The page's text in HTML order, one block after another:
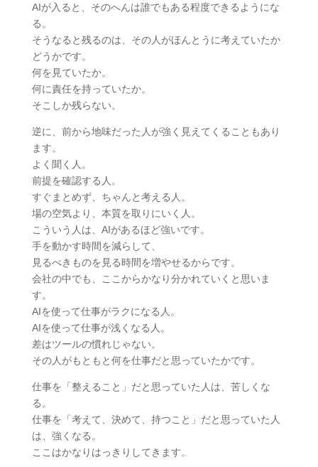
AIが入ると、そのへんは誰でもある程度できるようにな
る。
そうなると残るのは、その人がほんとうに考えていたか
どうかです。
何を見ていたか。
何に責任を持っていたか。
そこしか残らない。
逆に、前から地味だった人が強く見えてくることもあり
ます。
よく聞く人。
前提を確認する人。
すぐまとめず、ちゃんと考える人。
場の空気より、本質を取りにいく人。
こういう人は、AIがあるほど強いです。
手を動かす時間を減らして、
見るべきものを見る時間を増やせるからです。
会社の中でも、ここからかなり分かれていくと思いま
す。
AIを使って仕事がラクになる人。
AIを使って仕事が浅くなる人。
差はツールの慣れじゃない。
その人がもともと何を仕事だと思っていたかです。
仕事を「整えること」だと思っていた人は、苦しくな
る。
仕事を「考えて、決めて、持つこと」だと思っていた人
は、強くなる。
ここはかなりはっきりしてきます。